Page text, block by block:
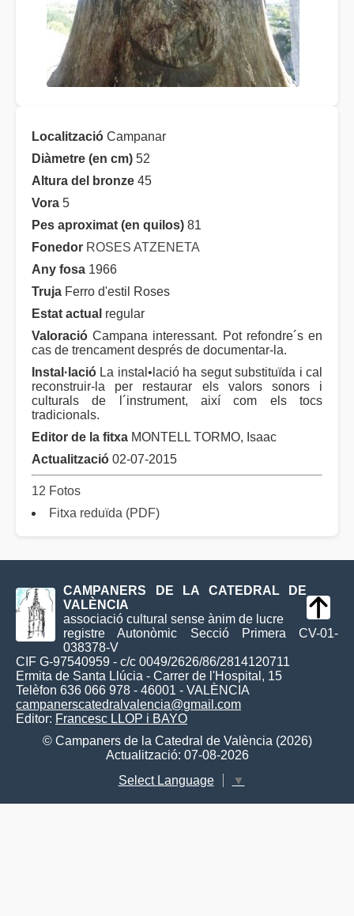
Localització Campanar
Diàmetre (en cm) 52
Altura del bronze 45
Vora 5
Pes aproximat (en quilos) 81
Fonedor ROSES ATZENETA
Any fosa 1966
Truja Ferro d'estil Roses
Estat actual regular
Valoració Campana interessant. Pot refondre´s en
cas de trencament després de documentar-la.
Instal·lació La instal•lació ha segut substituïda i cal
reconstruir-la per restaurar els valors sonors i
culturals de l´instrument, així com els tocs
tradicionals.
Editor de la fitxa MONTELL TORMO, Isaac
Actualització 02-07-2015
12 Fotos
Fitxa reduïda (PDF)
CAMPANERS DE LA CATEDRAL DE
VALÈNCIA
associació cultural sense ànim de lucre
registre Autonòmic Secció Primera CV-01-
038378-V
CIF G-97540959 - c/c 0049/2626/86/2814120711
Ermita de Santa Llúcia - Carrer de l'Hospital, 15
Telèfon 636 066 978 - 46001 - VALÈNCIA
campanerscatedralvalencia@gmail.com
Editor: Francesc LLOP i BAYO
© Campaners de la Catedral de València (2026)
Actualització: 07-08-2026
Select Language
▼